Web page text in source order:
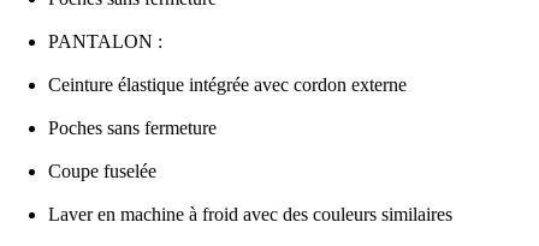
PANTALON :
Ceinture élastique intégrée avec cordon externe
Poches sans fermeture
Coupe fuselée
Laver en machine à froid avec des couleurs similaires